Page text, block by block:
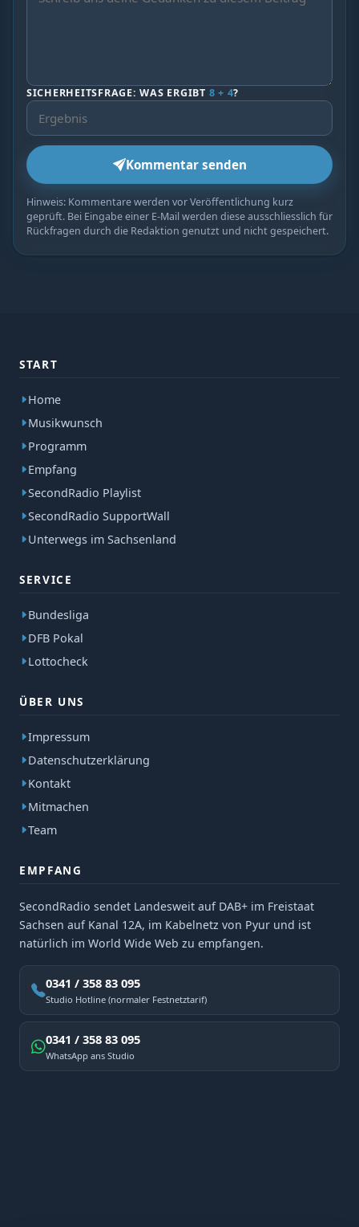
SICHERHEITSFRAGE: WAS ERGIBT 8 + 4?
Kommentar senden
Hinweis: Kommentare werden vor Veröffentlichung kurz
geprüft. Bei Eingabe einer E-Mail werden diese ausschliesslich für
Rückfragen durch die Redaktion genutzt und nicht gespeichert.
START
Home
Musikwunsch
Programm
Empfang
SecondRadio Playlist
SecondRadio SupportWall
Unterwegs im Sachsenland
SERVICE
Bundesliga
DFB Pokal
Lottocheck
ÜBER UNS
Impressum
Datenschutzerklärung
Kontakt
Mitmachen
Team
EMPFANG
SecondRadio sendet Landesweit auf DAB+ im Freistaat
Sachsen auf Kanal 12A, im Kabelnetz von Pyur und ist
natürlich im World Wide Web zu empfangen.
0341 / 358 83 095
Studio Hotline (normaler Festnetztarif)
0341 / 358 83 095
WhatsApp ans Studio